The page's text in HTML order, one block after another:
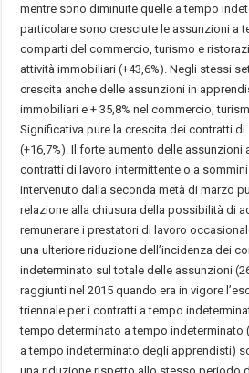
mentre sono diminuite quelle a tempo
particolare sono cresciute le assunzioni a
comparti del commercio, turismo e
attività immobiliari (+43,6%). Negli stessi
crescita anche delle assunzioni in
immobiliari e + 35,8% nel commercio,
Significativa pure la crescita dei contratti
(+16,7%). Il forte aumento delle assunzioni
contratti di lavoro intermittente o a
intervenuto dalla seconda metà di marzo
relazione alla chiusura della possibilità di
remunerare i prestatori di lavoro
una ulteriore riduzione dell’incidenza dei
indeterminato sul totale delle assunzioni
raggiunti nel 2015 quando era in vigore
triennale per i contratti a tempo
tempo determinato a tempo indeterminato
a tempo indeterminato degli apprendisti)